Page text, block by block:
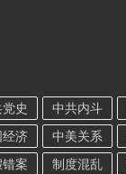
史 中共内斗
济 中美关系
案 制度混乱